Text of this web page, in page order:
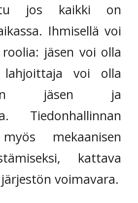
jos kaikki on
Ihmisellä voi
jäsen voi olla
lahjoittaja voi olla
jäsen ja
Tiedonhallinnan
mekaanisen
kattava
voimavara.